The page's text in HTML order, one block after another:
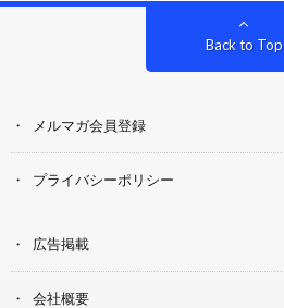
Back to Top
メルマガ会員登録
プライバシーポリシー
広告掲載
会社概要